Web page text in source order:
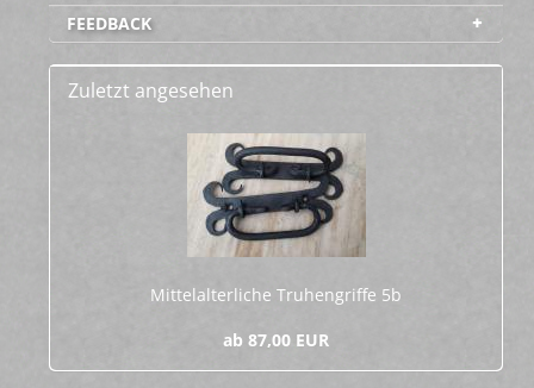
FEEDBACK
Zuletzt angesehen
Mit­tel­al­ter­li­che Tru­hen­grif­fe 5b
ab 87,00 EUR